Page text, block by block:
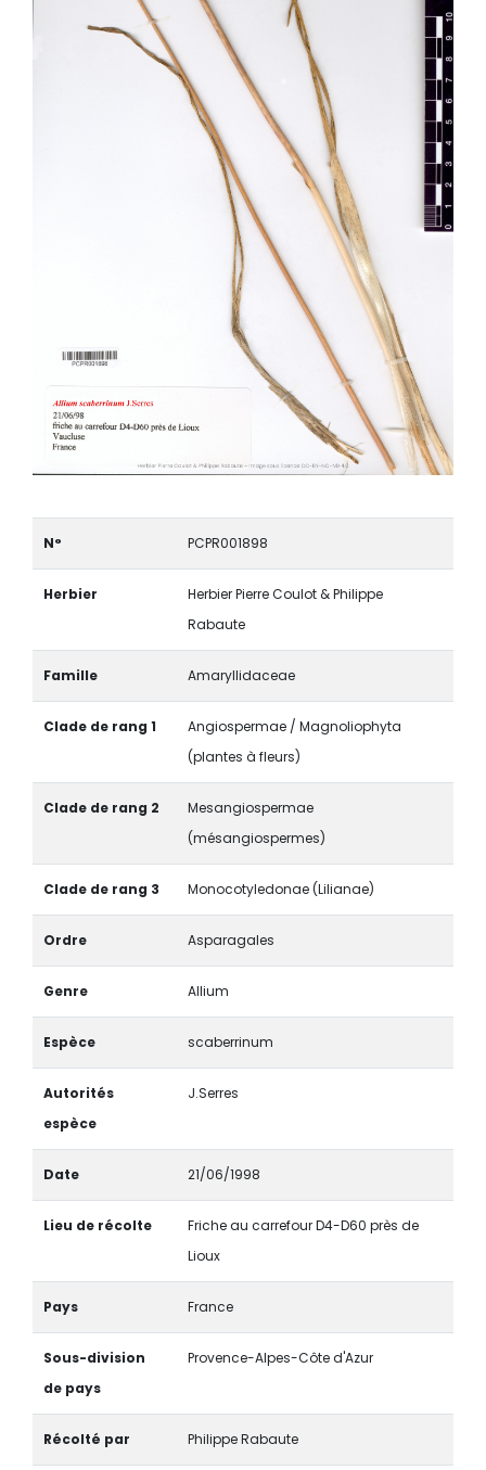
N° PCPR001898
Herbier
Herbier Pierre Coulot & Philippe
Rabaute
Famille Amaryllidaceae
Clade de rang 1
Angiospermae / Magnoliophyta
(plantes à fleurs)
Clade de rang 2
Mesangiospermae
(mésangiospermes)
Clade de rang 3 Monocotyledonae (Lilianae)
Ordre Asparagales
Genre Allium
Espèce scaberrinum
Autorités
espèce
J.Serres
Date 21/06/1998
Lieu de récolte
Friche au carrefour D4-D60 près de
Lioux
Pays France
Sous-division
de pays
Provence-Alpes-Côte d'Azur
Récolté par Philippe Rabaute